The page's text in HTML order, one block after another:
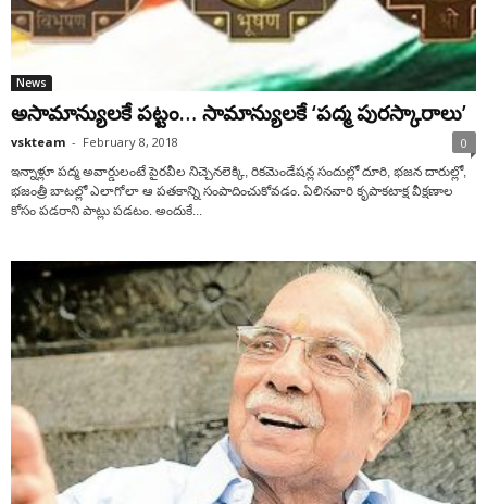
News
అసామాన్యులకే పట్టం… సామాన్యులకే ‘పద్మ పురస్కారాలు’
vskteam - February 8, 2018 0
ఇన్నాళ్లూ పద్మ అవార్డులంటే పైరవీల నిచ్చెనలెక్కి, రికమెండేషన్ల సందుల్లో దూరి, భజన దారుల్లో,
భజంత్రీ బాటల్లో ఎలాగోలా ఆ పతకాన్ని సంపాదించుకోవడం. ఏలినవారి కృపాకటాక్ష వీక్షణాల
కోసం పడరాని పాట్లు పడటం. అందుకే...